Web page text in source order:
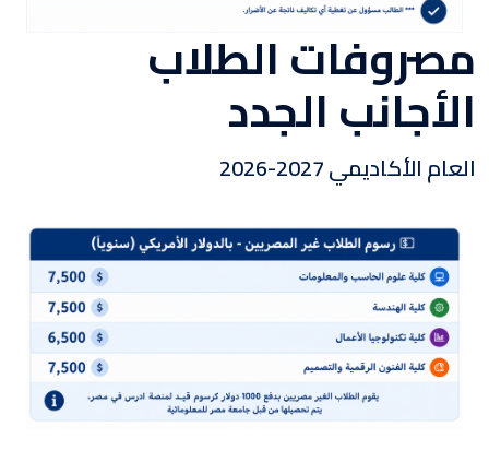
مصروفات الطلاب
الأجانب الجدد
العام الأكاديمي 2027-2026